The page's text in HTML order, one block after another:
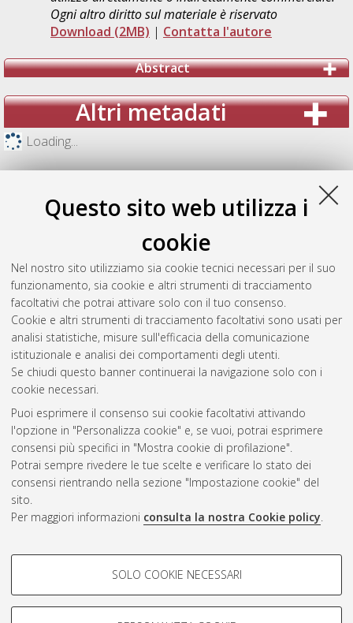
Questo sito web utilizza i
cookie
Nel nostro sito utilizziamo sia cookie tecnici necessari per il suo
funzionamento, sia cookie e altri strumenti di tracciamento
facoltativi che potrai attivare solo con il tuo consenso.
Cookie e altri strumenti di tracciamento facoltativi sono usati per
analisi statistiche, misure sull'efficacia della comunicazione
istituzionale e analisi dei comportamenti degli utenti.
Se chiudi questo banner continuerai la navigazione solo con i
cookie necessari.
Puoi esprimere il consenso sui cookie facoltativi attivando
l'opzione in "Personalizza cookie" e, se vuoi, potrai esprimere
consensi più specifici in "Mostra cookie di profilazione".
Potrai sempre rivedere le tue scelte e verificare lo stato dei
consensi rientrando nella sezione "Impostazione cookie" del
sito.
Per maggiori informazioni consulta la nostra Cookie policy.
COOKIE DI PROFILAZIONE -
Si tratta di cookie utilizzati per analizzare le caratteristiche della
SOLO COOKIE NECESSARI
Ogni altro diritto sul materiale è riservato
Download (2MB) | Contatta l'autore
Abstract
Altri metadati
Loading...
Gestione del documento:
Atom
Rss 1.0
Rss 2.0
AMS Laurea
Impostazioni Cookie
Informativa sulla privacy
Condizioni d’uso del sito